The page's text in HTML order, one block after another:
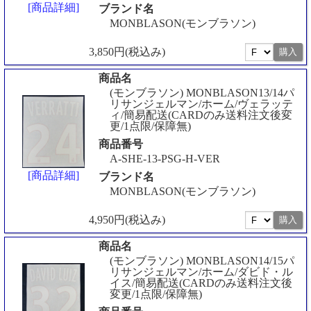
[商品詳細]
ブランド名
MONBLASON(モンブラソン)
3,850円(税込み)
[商品詳細]
商品名
(モンブラソン) MONBLASON13/14パ
リサンジェルマン/ホーム/ヴェラッテ
ィ/簡易配送(CARDのみ送料注文後変
更/1点限/保障無)
商品番号
A-SHE-13-PSG-H-VER
ブランド名
MONBLASON(モンブラソン)
4,950円(税込み)
商品名
(モンブラソン) MONBLASON14/15パ
リサンジェルマン/ホーム/ダビド・ル
イス/簡易配送(CARDのみ送料注文後
変更/1点限/保障無)